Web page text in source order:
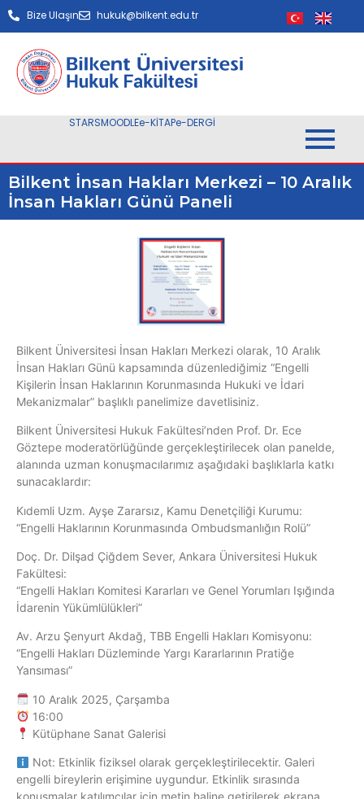
Bize Ulaşın hukuk@bilkent.edu.tr
STARSMOODLEe-KİTAPe-DERGİ
Bilkent İnsan Hakları Merkezi – 10 Aralık
İnsan Hakları Günü Paneli
Bilkent Üniversitesi İnsan Hakları Merkezi olarak, 10 Aralık
İnsan Hakları Günü kapsamında düzenlediğimiz “Engelli
Kişilerin İnsan Haklarının Korunmasında Hukuki ve İdari
Mekanizmalar” başlıklı panelimize davetlisiniz.
Bilkent Üniversitesi Hukuk Fakültesi’nden Prof. Dr. Ece
Göztepe moderatörlüğünde gerçekleştirilecek olan panelde,
alanında uzman konuşmacılarımız aşağıdaki başlıklarla katkı
sunacaklardır:
Kıdemli Uzm. Ayşe Zararsız, Kamu Denetçiliği Kurumu:
“Engelli Haklarının Korunmasında Ombudsmanlığın Rolü”
Doç. Dr. Dilşad Çiğdem Sever, Ankara Üniversitesi Hukuk
Fakültesi:
“Engelli Hakları Komitesi Kararları ve Genel Yorumları Işığında
İdarenin Yükümlülükleri”
Av. Arzu Şenyurt Akdağ, TBB Engelli Hakları Komisyonu:
“Engelli Hakları Düzleminde Yargı Kararlarının Pratiğe
Yansıması”
10 Aralık 2025, Çarşamba
16:00
Kütüphane Sanat Galerisi
Not: Etkinlik fiziksel olarak gerçekleştirilecektir. Galeri
engelli bireylerin erişimine uygundur. Etkinlik sırasında